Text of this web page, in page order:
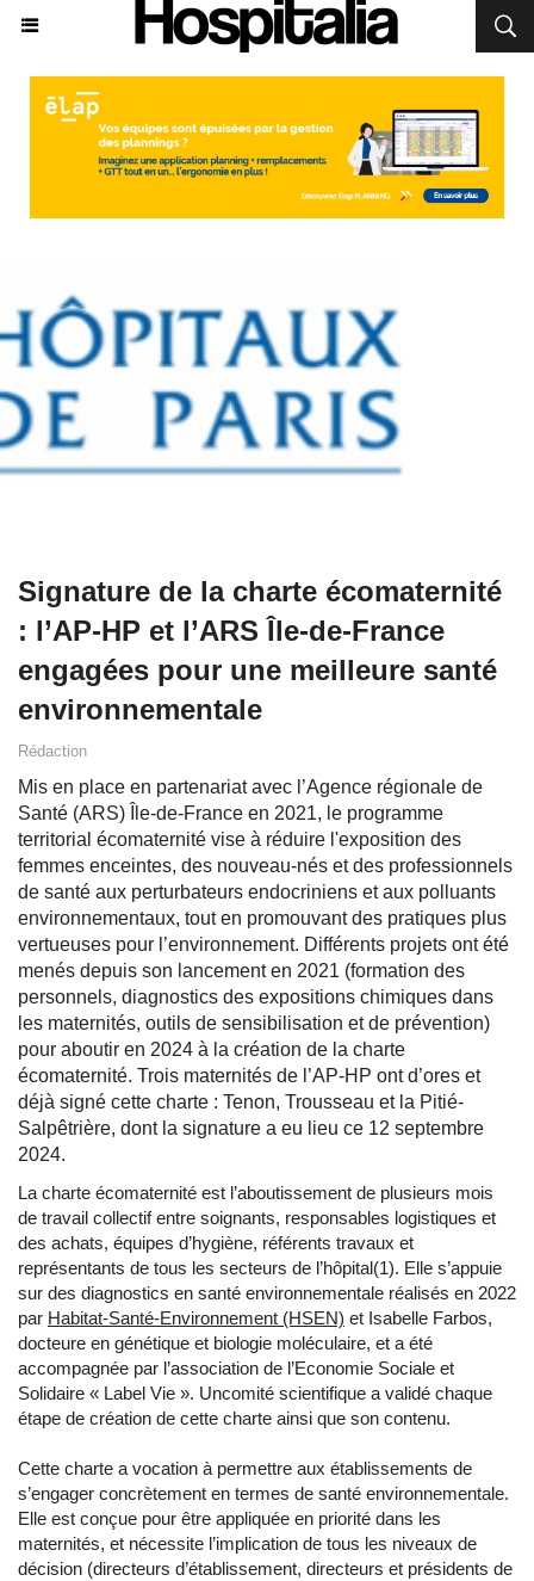
Signature de la charte écomaternité
: l’AP-HP et l’ARS Île-de-France
engagées pour une meilleure santé
environnementale
Rédaction
Mis en place en partenariat avec l’Agence régionale de
Santé (ARS) Île-de-France en 2021, le programme
territorial écomaternité vise à réduire l'exposition des
femmes enceintes, des nouveau-nés et des professionnels
de santé aux perturbateurs endocriniens et aux polluants
environnementaux, tout en promouvant des pratiques plus
vertueuses pour l’environnement. Différents projets ont été
menés depuis son lancement en 2021 (formation des
personnels, diagnostics des expositions chimiques dans
les maternités, outils de sensibilisation et de prévention)
pour aboutir en 2024 à la création de la charte
écomaternité. Trois maternités de l’AP-HP ont d’ores et
déjà signé cette charte : Tenon, Trousseau et la Pitié-
Salpêtrière, dont la signature a eu lieu ce 12 septembre
2024.
La charte écomaternité est l’aboutissement de plusieurs mois
de travail collectif entre soignants, responsables logistiques et
des achats, équipes d’hygiène, référents travaux et
représentants de tous les secteurs de l’hôpital(1). Elle s’appuie
sur des diagnostics en santé environnementale réalisés en 2022
par Habitat-Santé-Environnement (HSEN) et Isabelle Farbos,
docteure en génétique et biologie moléculaire, et a été
accompagnée par l’association de l’Economie Sociale et
Solidaire « Label Vie ». Uncomité scientifique a validé chaque
étape de création de cette charte ainsi que son contenu.
Cette charte a vocation à permettre aux établissements de
s’engager concrètement en termes de santé environnementale.
Elle est conçue pour être appliquée en priorité dans les
maternités, et nécessite l’implication de tous les niveaux de
décision (directeurs d’établissement, directeurs et présidents de